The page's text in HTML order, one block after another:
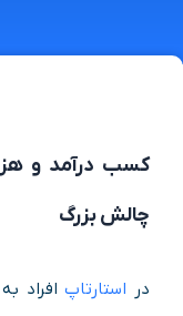
کسب درآمد و
چالش بزرگ
در استارتاپافراد